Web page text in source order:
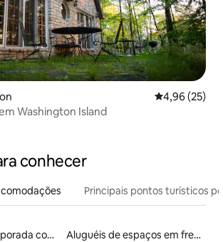
4,96 de uma
4,96 (25)
Washington Island
conhecer
Principais pontos turísticos
Aluguéis por temporada com acesso ao lago
Aluguéis de espaços em frente à praia